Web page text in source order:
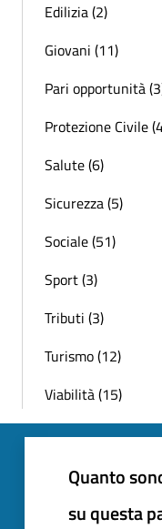
Edilizia (2)
Giovani (11)
Pari opportunità
Protezione Civile
Salute (6)
Sicurezza (5)
Sociale (51)
Sport (3)
Tributi (3)
Turismo (12)
Viabilità (15)
Quanto
su questa